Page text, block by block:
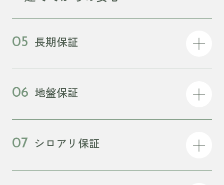
05 長期保証
06 地盤保証
07 シロアリ保証